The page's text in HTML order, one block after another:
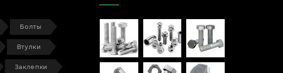
Болты
Втулки
Заклепки